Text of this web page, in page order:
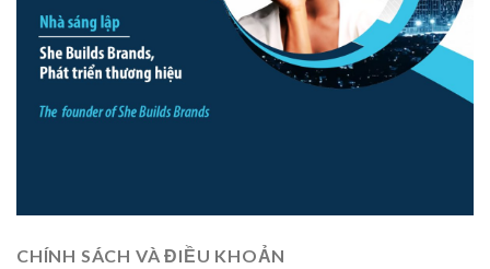
CHÍNH SÁCH VÀ ĐIỀU KHOẢN